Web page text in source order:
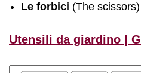
Le forbici (The scissors)
Utensili da giardino |